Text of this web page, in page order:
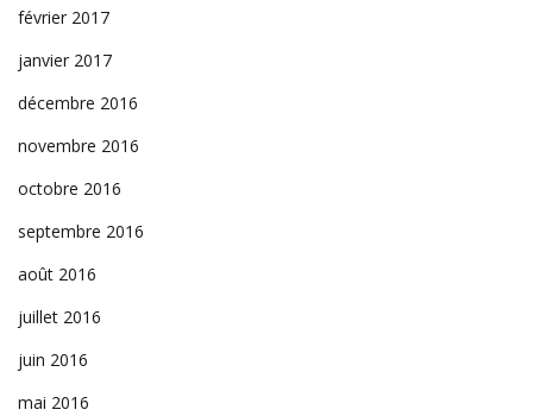
février 2017
janvier 2017
décembre 2016
novembre 2016
octobre 2016
septembre 2016
août 2016
juillet 2016
juin 2016
mai 2016